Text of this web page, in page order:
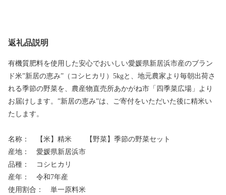
返礼品説明
有機質肥料を使用した安心でおいしい愛媛県新居浜市産のブラン
ド米”新居の恵み”（コシヒカリ）5kgと、地元農家より毎朝出荷さ
れる季節の野菜を、農産物直売所あかがね市「四季菜広場」より
お届けします。”新居の恵み”は、ご寄付をいただいた後に精米い
たします。
名称： 【米】精米 【野菜】季節の野菜セット
産地： 愛媛県新居浜市
品種： コシヒカリ
産年： 令和7年産
使用割合： 単一原料米